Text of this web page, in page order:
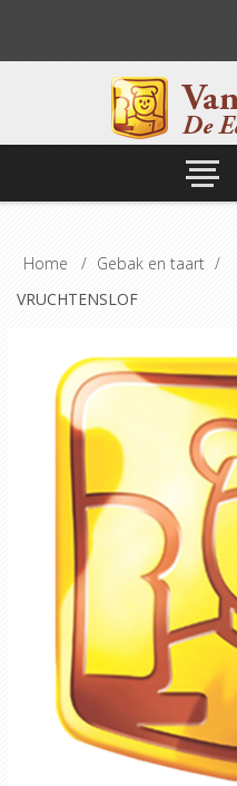
Home / Gebak en taart /
VRUCHTENSLOF